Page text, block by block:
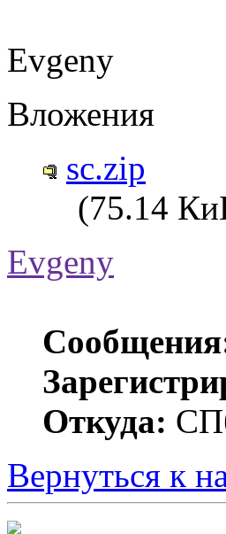
Evgeny
Вложения
sc.zip
(75.14
Evgeny
Откуда:
Вернуться к